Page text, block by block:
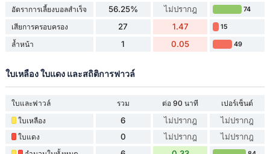
อัตราการเลี้ยงบอลสำเร็จ 56.25% ไม่ปรากฎ 74
เสียการครอบครอง 27 1.47 15
ล้ำหน้า 1 0.05 49
ใบเหลือง ใบแดง และสถิติการฟาวล์
ใบและฟาวล์ รวม ต่อ 90 นาที
เปอร์เซ็นต์
ใบเหลือง
6 ไม่ปรากฎ ไม่ปรากฎ
ใบแดง 0 ไม่ปรากฎ ไม่ปรากฎ